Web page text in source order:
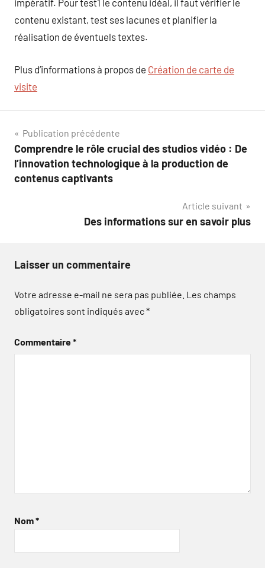
impératif. Pour test1 le contenu idéal, il faut vérifier le
contenu existant, test ses lacunes et planifier la
réalisation de éventuels textes.
Plus d’informations à propos de Création de carte de
visite
Navigation
de
l’article
Publication précédente
Comprendre le rôle crucial des studios vidéo : De
l’innovation technologique à la production de
contenus captivants
Article suivant
Des informations sur en savoir plus
Laisser un commentaire
Votre adresse e-mail ne sera pas publiée. Les champs
obligatoires sont indiqués avec*
Commentaire*
Nom*